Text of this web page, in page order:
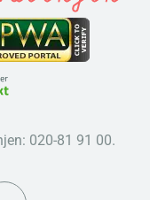
020-81 91 00.